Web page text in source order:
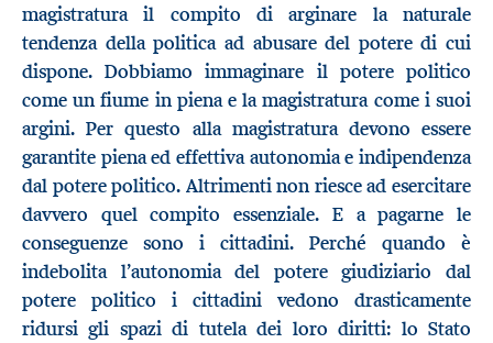
magistratura il compito di arginare la naturale
tendenza della politica ad abusare del potere di cui
dispone. Dobbiamo immaginare il potere politico
come un fiume in piena e la magistratura come i suoi
argini. Per questo alla magistratura devono essere
garantite piena ed effettiva autonomia e indipendenza
dal potere politico. Altrimenti non riesce ad esercitare
davvero quel compito essenziale. E a pagarne le
conseguenze sono i cittadini. Perché quando è
indebolita l’autonomia del potere giudiziario dal
potere politico i cittadini vedono drasticamente
ridursi gli spazi di tutela dei loro diritti: lo Stato